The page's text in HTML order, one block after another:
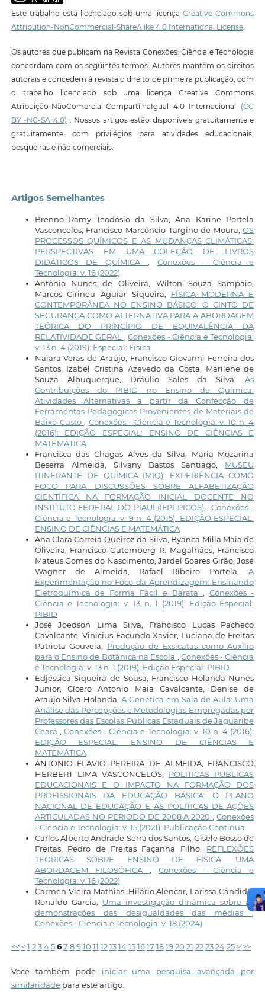
Este trabalho está licenciado sob uma licençaCreative Commons
Attribution-NonCommercial-ShareAlike 4.0 International License.
Os autores que publicam na Revista Conexões: Ciência e Tecnologia
concordam com os seguintes termos: Autores mantêm os direitos
autorais e concedem à revista o direito de primeira publicação, com
o trabalho licenciado sob uma licença Creative Commons
Atribuição-NãoComercial-CompartilhaIgual 4.0 Internacional (CC
BY -NC-SA 4.0) . Nossos artigos estão disponíveis gratuitamente e
gratuitamente, com privilégios para atividades educacionais,
pesqueiras e não comerciais.
Artigos Semelhantes
Brenno Ramy Teodósio da Silva, Ana Karine Portela
Vasconcelos, Francisco Marcôncio Targino de Moura,OS
PROCESSOS QUÍMICOS E AS MUDANÇAS CLIMÁTICAS:
PERSPECTIVAS EM UMA COLEÇÃO DE LIVROS
DIDÁTICOS DE QUÍMICA, Conexões - Ciência e
Tecnologia: v. 16 (2022)
Antônio Nunes de Oliveira, Wilton Souza Sampaio,
Marcos Cirineu Aguiar Siqueira, FÍSICA MODERNA E
CONTEMPORÂNEA NO ENSINO BÁSICO: O CINTO DE
SEGURANÇA COMO ALTERNATIVA PARA A ABORDAGEM
TEÓRICA DO PRINCÍPIO DE EQUIVALÊNCIA DA
RELATIVIDADE GERAL ,Conexões - Ciência e Tecnologia:
v. 13 n. 4 (2019): Especial: Física
Naiara Veras de Araújo, Francisco Giovanni Ferreira dos
Santos, Izabel Cristina Azevedo da Costa, Marilene de
Souza Albuquerque, Dráulio Sales da Silva,As
Contribuições do PIBID no Ensino de Química:
Atividades Alternativas a partir da Confecção de
Ferramentas Pedagógicas Provenientes de Materiais de
Baixo-Custo, Conexões - Ciência e Tecnologia: v. 10 n. 4
(2016): EDIÇÃO ESPECIAL: ENSINO DE CIÊNCIAS E
MATEMÁTICA
Francisca das Chagas Alves da Silva, Maria Mozarina
Beserra Almeida, Silvany Bastos Santiago, MUSEU
ITINERANTE DE QUÍMICA (MIQ): EXPERIÊNCIA COMO
FOCO PARA DISCUSSÕES SOBRE ALFABETIZAÇÃO
CIENTÍFICA NA FORMAÇÃO INICIAL DOCENTE NO
INSTITUTO FEDERAL DO PIAUÍ (IFPI-PICOS) ,Conexões -
Ciência e Tecnologia: v. 9 n. 4 (2015): EDIÇÃO ESPECIAL:
ENSINO DE CIÊNCIAS E MATEMÁTICA
Ana Clara Correia Queiroz da Silva, Byanca Milla Maia de
Oliveira, Francisco Gutemberg R. Magalhães, Francisco
Mateus Gomes do Nascimento, Jardel Soares Girão, José
Wagner de Almeida, Rafael Ribeiro Portela,A
Experimentação no Foco da Aprendizagem: Ensinando
Eletroquímica de Forma Fácil e Barata , Conexões -
Ciência e Tecnologia: v. 13 n. 1 (2019): Edição Especial:
PIBID
José Joedson Lima Silva, Francisco Lucas Pacheco
Cavalcante, Vinicius Facundo Xavier, Luciana de Freitas
Patriota Gouveia, Produção de Exsicatas como Auxílio
para o Ensino de Botânica na Escola , Conexões - Ciência
e Tecnologia: v. 13 n. 1 (2019): Edição Especial: PIBID
Edjéssica Siqueira de Sousa, Francisco Holanda Nunes
Junior, Cícero Antonio Maia Cavalcante, Denise de
Araújo Silva Holanda, A Genética em Sala de Aula: Uma
Análise das Percepções e Metodologias Empregadas por
Professores das Escolas Públicas Estaduais de Jaguaribe
Ceará , Conexões - Ciência e Tecnologia: v. 10 n. 4 (2016):
EDIÇÃO ESPECIAL: ENSINO DE CIÊNCIAS E
MATEMÁTICA
ANTONIO FLAVIO PEREIRA DE ALMEIDA, FRANCISCO
HERBERT LIMA VASCONCELOS, POLITICAS PUBLICAS
EDUCACIONAIS E O IMPACTO NA FORMAÇÃO DOS
PROFISSIONAIS DA EDUCAÇÃO BÁSICA: O PLANO
NACIONAL DE EDUCAÇÃO E AS POLITICAS DE AÇÕES
ARTICULADAS NO PERIODO DE 2008 A 2020,Conexões
- Ciência e Tecnologia: v. 15 (2021): Publicação Contínua
Carlos Alberto Andrade Serra dos Santos, Gisele Bosso de
Freitas, Pedro de Freitas Façanha Filho, REFLEXÕES
TEÓRICAS SOBRE ENSINO DE FÍSICA: UMA
ABORDAGEM FILOSÓFICA ,Conexões - Ciência e
Tecnologia: v. 16 (2022)
Carmen Vieira Mathias, Hilário Alencar, Larissa Cândido,
Ronaldo Garcia, Uma investigação dinâmica sobre as
demonstrações das desigualdades das médias,
Conexões - Ciência e Tecnologia: v. 18 (2024)
<< < 1 2 3 4 5 6 7 8 9 10 11 12 13 14 15 16 17 18 19 20 21 22 23 24 25 > >>
Você também pode iniciar uma pesquisa avançada por
similaridadepara este artigo.